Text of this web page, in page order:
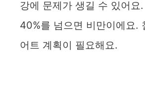
강에 문제가 생길 수 있어요
40%를 넘으면 비만이에요.
어트 계획이 필요해요.